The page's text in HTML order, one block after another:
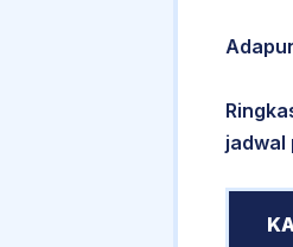
jadwal